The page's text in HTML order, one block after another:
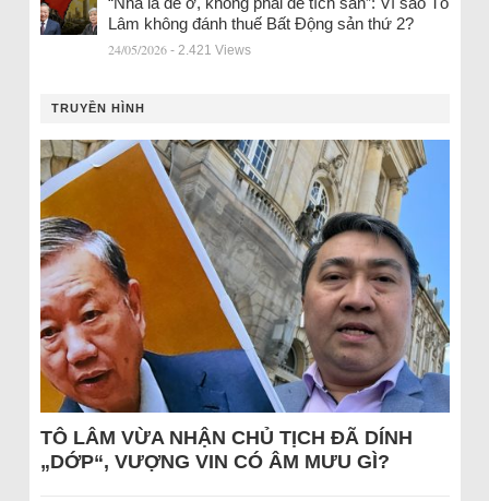
Lâm không đánh thuế Bất Động sản thứ 2?
24/05/2026 - 2.421 Views
TRUYỀN HÌNH
TÔ LÂM VỪA NHẬN CHỦ TỊCH ĐÃ DÍNH
„DỚP“, VƯỢNG VIN CÓ ÂM MƯU GÌ?